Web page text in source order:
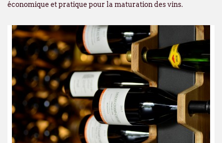
économique et pratique pour la maturation des vins.